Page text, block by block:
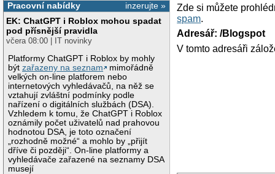
inzerujte »
Pracovní nabídky
EK: ChatGPT i Roblox mohou spadat
pod přísnější pravidla
včera 08:00 | IT novinky
Platformy ChatGPT i Roblox by mohly
býtzařazeny na seznam
mimořádně
velkých on-line platforem nebo
internetových vyhledávačů, na něž se
vztahují zvláštní podmínky podle
nařízení o digitálních službách (DSA).
Vzhledem k tomu, že ChatGPT i Roblox
oznámily počet uživatelů nad prahovou
hodnotou DSA, je toto označení
„rozhodně možné“ a mohlo by „přijít
dříve či později“. On-line platformy a
vyhledávače zařazené na seznamy DSA
musejí
Zde si můžete
spam.
Adresář: /Blogspot
V tomto adresáři